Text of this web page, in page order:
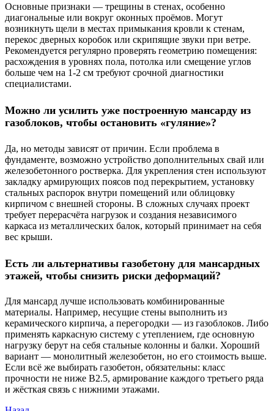
Основные признаки — трещины в стенах, особенно
диагональные или вокруг оконных проёмов. Могут
возникнуть щели в местах примыкания кровли к стенам,
перекос дверных коробок или скрипящие звуки при ветре.
Рекомендуется регулярно проверять геометрию помещения:
расхождения в уровнях пола, потолка или смещение углов
больше чем на 1-2 см требуют срочной диагностики
специалистами.
Можно ли усилить уже построенную мансарду из
газоблоков, чтобы остановить «гуляние»?
Да, но методы зависят от причин. Если проблема в
фундаменте, возможно устройство дополнительных свай или
железобетонного ростверка. Для укрепления стен используют
закладку армирующих поясов под перекрытием, установку
стальных распорок внутри помещений или облицовку
кирпичом с внешней стороны. В сложных случаях проект
требует перерасчёта нагрузок и создания независимого
каркаса из металлических балок, который принимает на себя
вес крыши.
Есть ли альтернативы газобетону для мансардных
этажей, чтобы снизить риски деформаций?
Для мансард лучше использовать комбинированные
материалы. Например, несущие стены выполнить из
керамического кирпича, а перегородки — из газоблоков. Либо
применять каркасную систему с утеплением, где основную
нагрузку берут на себя стальные колонны и балки. Хороший
вариант — монолитный железобетон, но его стоимость выше.
Если всё же выбирать газобетон, обязательны: класс
прочности не ниже B2.5, армирование каждого третьего ряда
и жёсткая связь с нижними этажами.